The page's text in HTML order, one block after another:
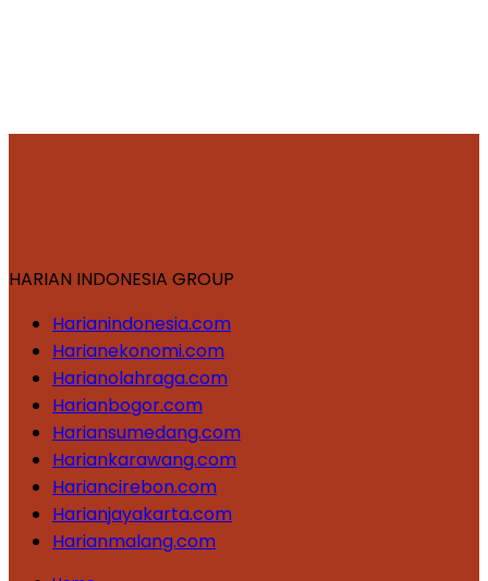
HARIAN INDONESIA GROUP
Harianindonesia.com
Harianekonomi.com
Harianolahraga.com
Harianbogor.com
Hariansumedang.com
Hariankarawang.com
Hariancirebon.com
Harianjayakarta.com
Harianmalang.com